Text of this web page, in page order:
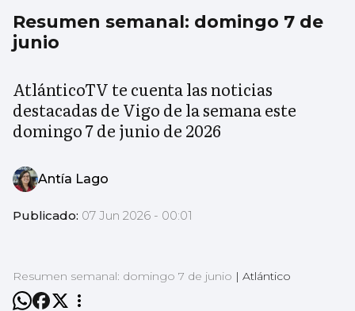
Resumen semanal: domingo 7 de
junio
AtlánticoTV te cuenta las noticias
destacadas de Vigo de la semana este
domingo 7 de junio de 2026
Antía Lago
Publicado: 07 Jun 2026 - 00:01
Resumen semanal: domingo 7 de junio | Atlántico